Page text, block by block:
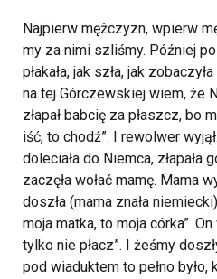
Najpierw mężczyzn, wpierw
my za nimi szliśmy. Później
płakała, jak szła, jak
na tej Górczewskiej wiem, że
złapał babcię za płaszcz, bo
iść, to chodź”. I rewolwer
doleciała do Niemca, złapała
zaczęła wołać mamę. Mama
doszła (mama znała
moja matka, to moja córka”.
tylko nie płacz”. I żeśmy
pod wiaduktem to pełno było,